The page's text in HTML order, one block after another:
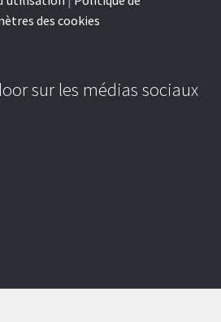
des cookies
sur les médias sociaux